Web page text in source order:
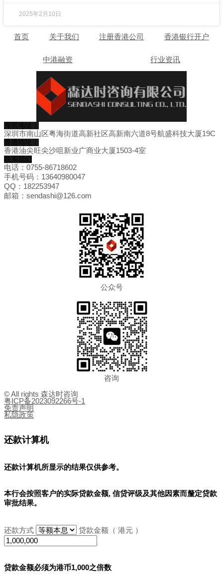
2025年2月10日
首页 关于我们 注册香港公司 香港银行开户
中港融资 行业资讯
深圳市南山区粤海街道高新社区高新南六道8号航盛科技大厦19C
香港油尖旺尖沙咀新业广商业大厦1503-4室
电话：0755-86718602
手机号码：13640980047
QQ：182253947
邮箱：sendashi@126.com
公众号
咨询
© All rights 森达时咨询
粤ICP备2023092266号-1
免责声明
私隐政策
还款计算机
还款计算机所显示的结果仅供参考。
本行会按照客户的实际贷款金额, 信贷评级及其他因素而釐定贷款
审批结果。
还款方式 贷款金额（ 港元 ）
贷款金额必须为港币1,000之倍数